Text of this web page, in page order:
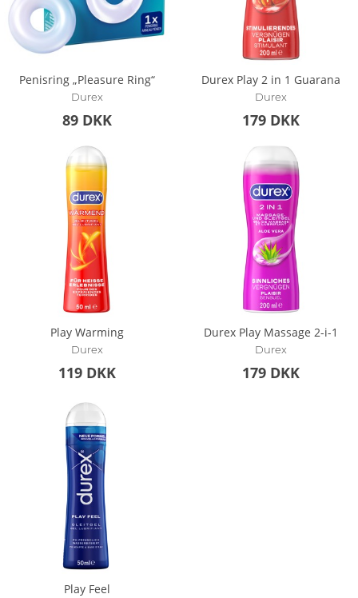
Penisring „Pleasure Ring“
Durex
89 DKK
Durex Play 2 in 1 Guarana
Durex
179 DKK
Play Warming
Durex
119 DKK
Durex Play Massage 2-i-1
Durex
179 DKK
Play Feel